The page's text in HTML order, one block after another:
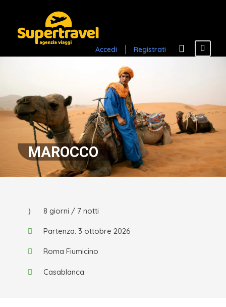
Accedi Registrati
MAROCCO
8 giorni / 7 notti
Partenza: 3 ottobre 2026
Roma Fiumicino
Casablanca